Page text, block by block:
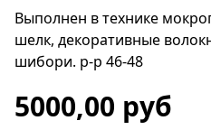
Выполнен в технике
шелк, декоративные
шибори. р-р 46-48
5000,00 руб